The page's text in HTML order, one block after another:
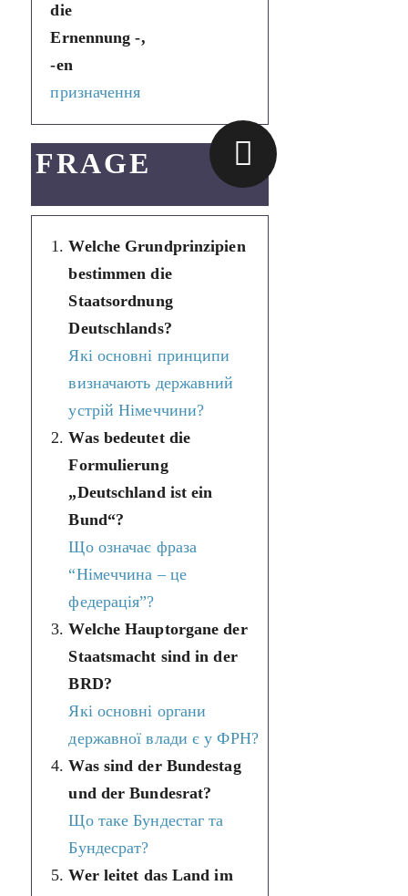
die
Ernennung -,
-en
призначення
FRAGE
Welche Grundprinzipien
bestimmen die
Staatsordnung
Deutschlands?
Які основні принципи
визначають державний
устрій Німеччини?
Was bedeutet die
Formulierung
„Deutschland ist ein
Bund“?
Що означає фраза
“Німеччина – це
федерація”?
Welche Hauptorgane der
Staatsmacht sind in der
BRD?
Які основні органи
державної влади є у ФРН?
Was sind der Bundestag
und der Bundesrat?
Що таке Бундестаг та
Бундесрат?
Wer leitet das Land im